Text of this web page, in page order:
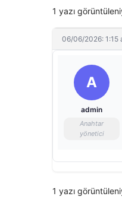
1 yazı
06/06/2026: 1:15
A
admin
Anahtar
yönetici
1 yazı